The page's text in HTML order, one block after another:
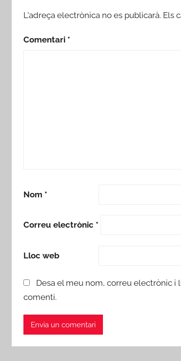
L'adreça electrònica no es publicarà. Els
Comentari *
Nom *
Correu electrònic *
Lloc web
Desa el meu nom, correu electrònic
comenti.